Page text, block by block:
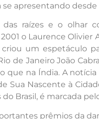
apresentando
raízes e o olhar
o Laurence
um espetáculo
de Janeiro João
na Índia. A
Sua Nascente à
Brasil, é marcada
prêmios da